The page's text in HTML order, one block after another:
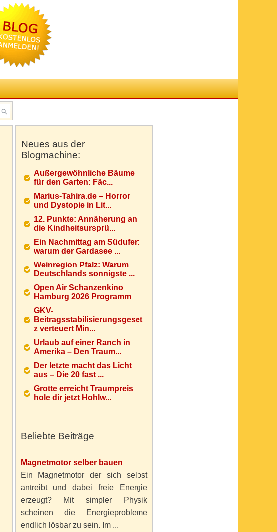
Neues aus der
Blogmachine:
Außergewöhnliche Bäume
für den Garten: Fäc...
Marius-Tahira.de – Horror
und Dystopie in Lit...
12. Punkte: Annäherung an
die Kindheitsursprü...
Ein Nachmittag am Südufer:
warum der Gardasee ...
Weinregion Pfalz: Warum
Deutschlands sonnigste ...
Open Air Schanzenkino
Hamburg 2026 Programm
GKV-
Beitragsstabilisierungsgeset
z verteuert Min...
Urlaub auf einer Ranch in
Amerika – Den Traum...
Der letzte macht das Licht
aus – Die 20 fast ...
Grotte erreicht Traumpreis
hole dir jetzt Hohlw...
Beliebte Beiträge
Magnetmotor selber bauen
Ein Magnetmotor der sich selbst
antreibt und dabei freie Energie
erzeugt? Mit simpler Physik
scheinen die Energieprobleme
endlich lösbar zu sein. Im ...